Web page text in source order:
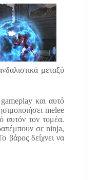
μεταξύ
και αυτό
melee
αυτόν τον τομέα.
σε ninja,
βάρος δείχνει να